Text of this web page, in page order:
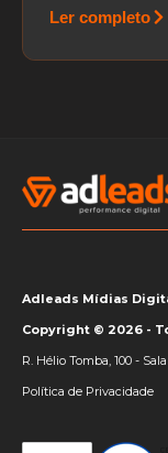
Ler completo
Adleads Mídias
Copyright © 2026 -
R. Hélio Tomba, 100 -
Política de Privacidade